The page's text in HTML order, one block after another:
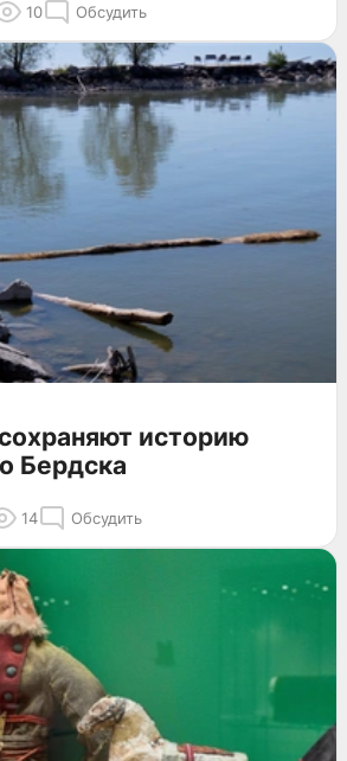
10 Обсудить
историю
Бердска
14 Обсудить